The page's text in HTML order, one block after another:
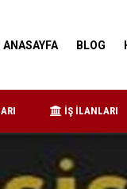
ANASAYFA BLOG
İŞ İLANLARI